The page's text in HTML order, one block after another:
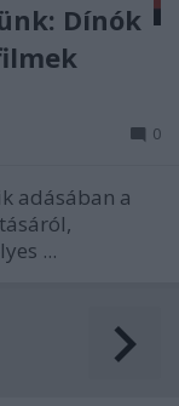
Dínók
0
adásában a
...